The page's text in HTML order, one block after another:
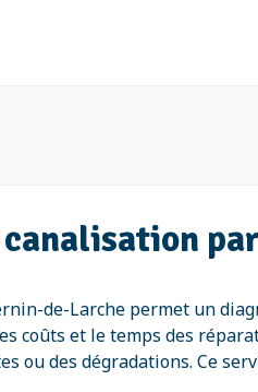
de-Larche permet un
coûts et le temps des
ou des dégradations. Ce